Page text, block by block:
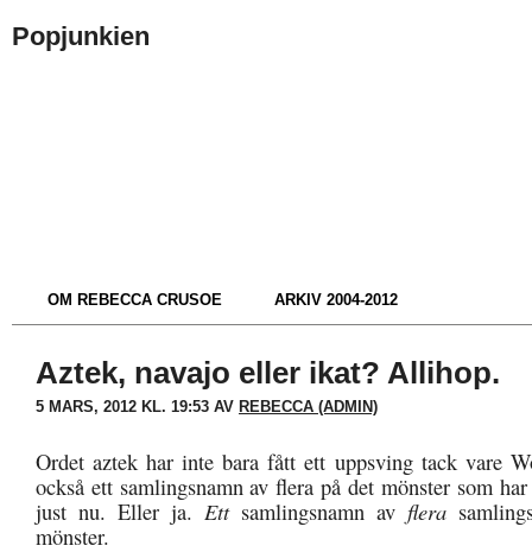
Popjunkien
OM REBECCA CRUSOE ARKIV 2004-2012
Aztek, navajo eller ikat? Allihop.
5 MARS, 2012 KL. 19:53 AV REBECCA (ADMIN)
Ordet aztek har inte bara fått ett uppsving tack vare
också ett samlingsnamn av flera på det mönster som
just nu. Eller ja. Ettsamlingsnamn av flera
mönster.